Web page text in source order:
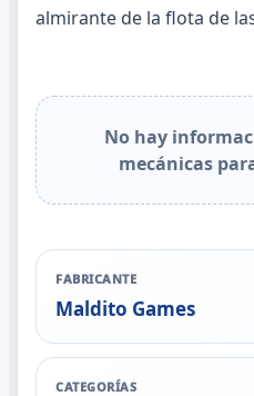
almirante de la flota de
No hay
mecánicas
FABRICANTE
Maldito Games
CATEGORÍAS